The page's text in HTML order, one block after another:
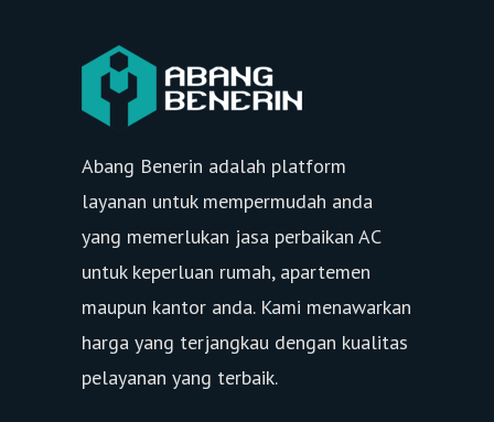
Abang Benerin adalah platform
layanan untuk mempermudah anda
yang memerlukan jasa perbaikan AC
untuk keperluan rumah, apartemen
maupun kantor anda. Kami menawarkan
harga yang terjangkau dengan kualitas
pelayanan yang terbaik.